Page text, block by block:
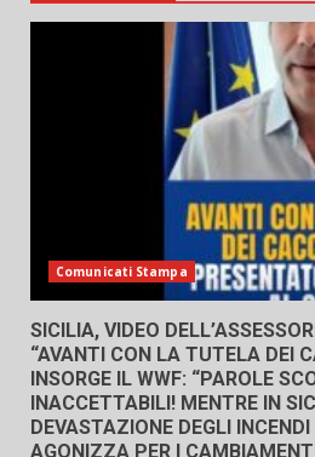
Comunicati Stampa
SICILIA, VIDEO
“AVANTI CON LA TUTELA DEI
INSORGE IL WWF: “PAROLE
INACCETTABILI! MENTRE IN
DEVASTAZIONE DEGLI
AGONIZZA PER I